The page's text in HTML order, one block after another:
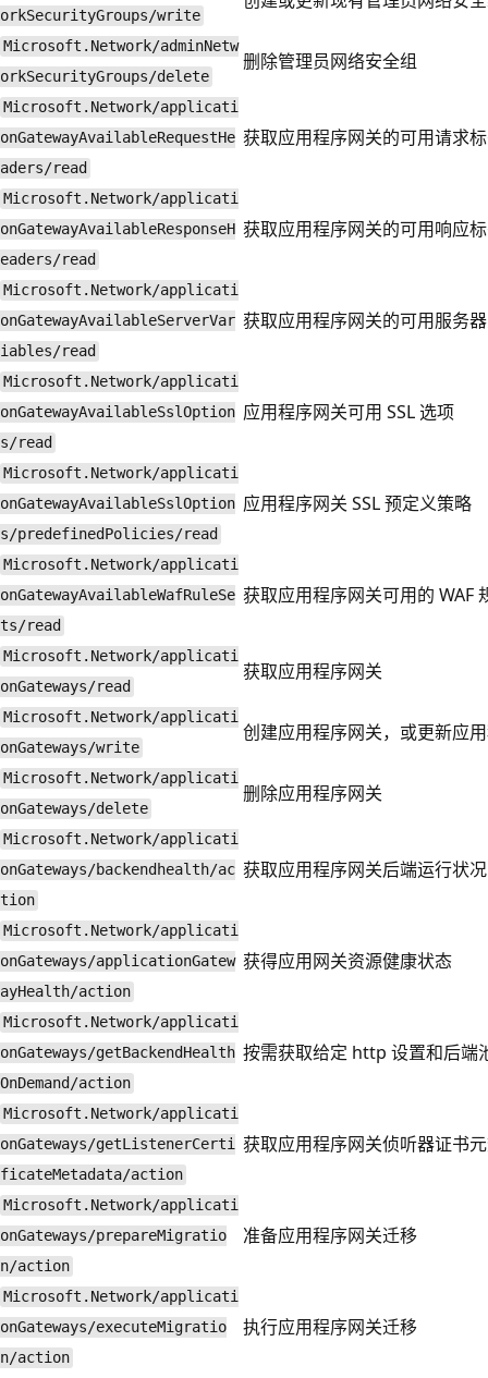
orkSecurityGroups/write
Microsoft.Network/adminNetw
orkSecurityGroups/delete
删除管理员网络安全组
Microsoft.Network/applicati
onGatewayAvailableRequestHe
aders/read
获取应用程序网关的可用请求
Microsoft.Network/applicati
onGatewayAvailableResponseH
eaders/read
获取应用程序网关的可用响应
Microsoft.Network/applicati
onGatewayAvailableServerVar
iables/read
获取应用程序网关的可用服务
Microsoft.Network/applicati
onGatewayAvailableSslOption
s/read
应用程序网关可用 SSL 选项
Microsoft.Network/applicati
onGatewayAvailableSslOption
s/predefinedPolicies/read
应用程序网关 SSL 预定义策略
Microsoft.Network/applicati
onGatewayAvailableWafRuleSe
ts/read
获取应用程序网关可用的 WAF
Microsoft.Network/applicati
onGateways/read
获取应用程序网关
Microsoft.Network/applicati
onGateways/write
创建应用程序网关，或更新应
Microsoft.Network/applicati
onGateways/delete
删除应用程序网关
Microsoft.Network/applicati
onGateways/backendhealth/ac
tion
获取应用程序网关后端运行状况
Microsoft.Network/applicati
onGateways/applicationGatew
ayHealth/action
获得应用网关资源健康状态
Microsoft.Network/applicati
onGateways/getBackendHealth
OnDemand/action
按需获取给定 http 设置和后端
Microsoft.Network/applicati
onGateways/getListenerCerti
ficateMetadata/action
获取应用程序网关侦听器证书
Microsoft.Network/applicati
onGateways/prepareMigratio
n/action
准备应用程序网关迁移
Microsoft.Network/applicati
onGateways/executeMigratio
n/action
执行应用程序网关迁移